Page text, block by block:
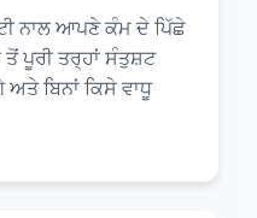
ਨਾਲ ਆਪਣੇ ਕੰਮ ਦੇ ਪਿੱਛੇ
ਤੋਂ ਪੂਰੀ ਤਰ੍ਹਾਂ ਸੰਤੁਸ਼ਟ
ਬਿਨਾਂ ਕਿਸੇ ਵਾਧੂ